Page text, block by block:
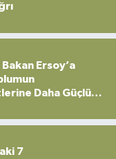
Ersoy’a
Daha Güçlü
7